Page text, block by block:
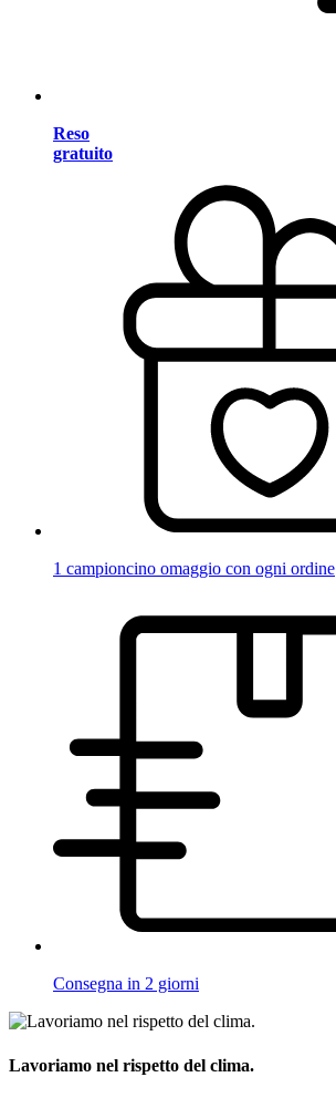
Reso
gratuito
1 campioncino omaggio con ogni ordine
Consegna in 2 giorni
Lavoriamo nel rispetto del clima.